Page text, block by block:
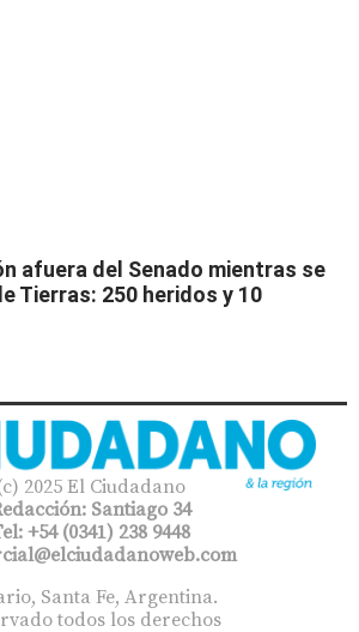
afuera del Senado mientras se
Tierras: 250 heridos y 10
2025 El Ciudadano
Santiago 34
+54 (0341) 238 9448
Santa Fe, Argentina.
todos los derechos